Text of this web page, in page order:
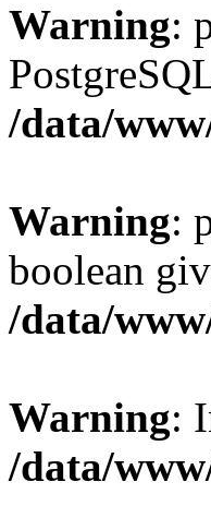
Warning:
/data/
Warning:
boolean
/data/
Warning:
/data/